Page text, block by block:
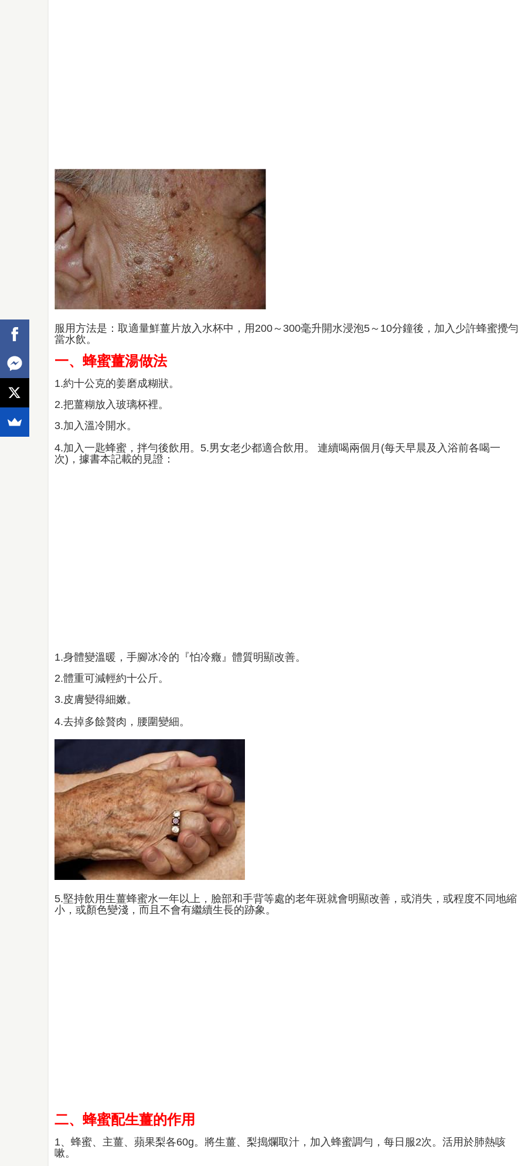
服用方法是：取適量鮮薑片放入水杯中，用200～300毫升開水浸泡5～10分鐘後，加入少許蜂蜜攪勻
當水飲。
一、蜂蜜薑湯做法
1.約十公克的姜磨成糊狀。
2.把薑糊放入玻璃杯裡。
3.加入溫冷開水。
4.加入一匙蜂蜜，拌勻後飲用。5.男女老少都適合飲用。 連續喝兩個月(每天早晨及入浴前各喝一
次)，據書本記載的見證：
1.身體變溫暖，手腳冰冷的『怕冷癥』體質明顯改善。
2.體重可減輕約十公斤。
3.皮膚變得細嫩。
4.去掉多餘贅肉，腰圍變細。
5.堅持飲用生薑蜂蜜水一年以上，臉部和手背等處的老年斑就會明顯改善，或消失，或程度不同地縮
小，或顏色變淺，而且不會有繼續生長的跡象。
二、蜂蜜配生薑的作用
1、蜂蜜、主薑、蘋果梨各60g。將生薑、梨搗爛取汁，加入蜂蜜調勻，每日服2次。活用於肺熱咳
嗽。